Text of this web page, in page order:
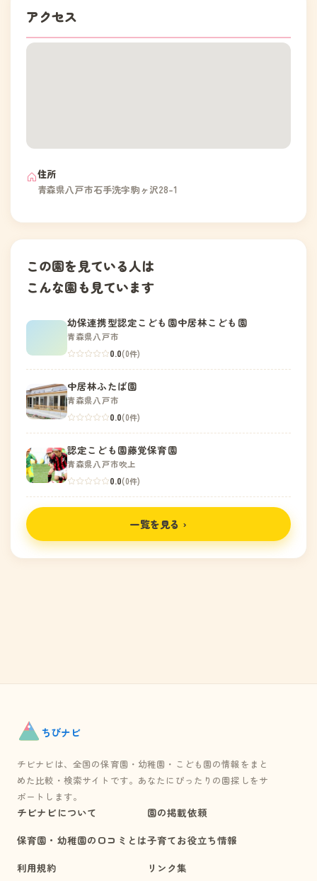
アクセス
住所
青森県八戸市石手洗字駒ヶ沢28-1
この園を見ている人は
こんな園も見ています
幼保連携型認定こども園中居林こども園
青森県八戸市
0.0(0件)
中居林ふたば園
青森県八戸市
0.0(0件)
認定こども園藤覚保育園
青森県八戸市吹上
0.0(0件)
一覧を見る ›
ちびナビ
チビナビは、全国の保育園・幼稚園・こども園の情報をまと
めた比較・検索サイトです。あなたにぴったりの園探しをサ
ポートします。
チビナビについて
保育園・幼稚園の口コミとは
利用規約
園の掲載依頼
子育てお役立ち情報
リンク集